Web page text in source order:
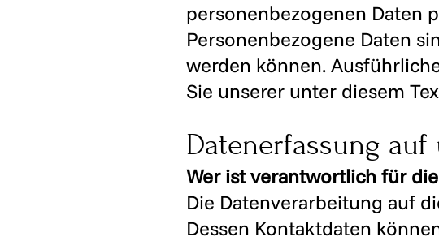
personenbezogenen Daten
Personenbezogene Daten
werden können.
Sie unserer unter diesem
Datenerfassung auf
Wer ist verantwortlich für
Die Datenverarbeitung auf
Dessen Kontaktdaten